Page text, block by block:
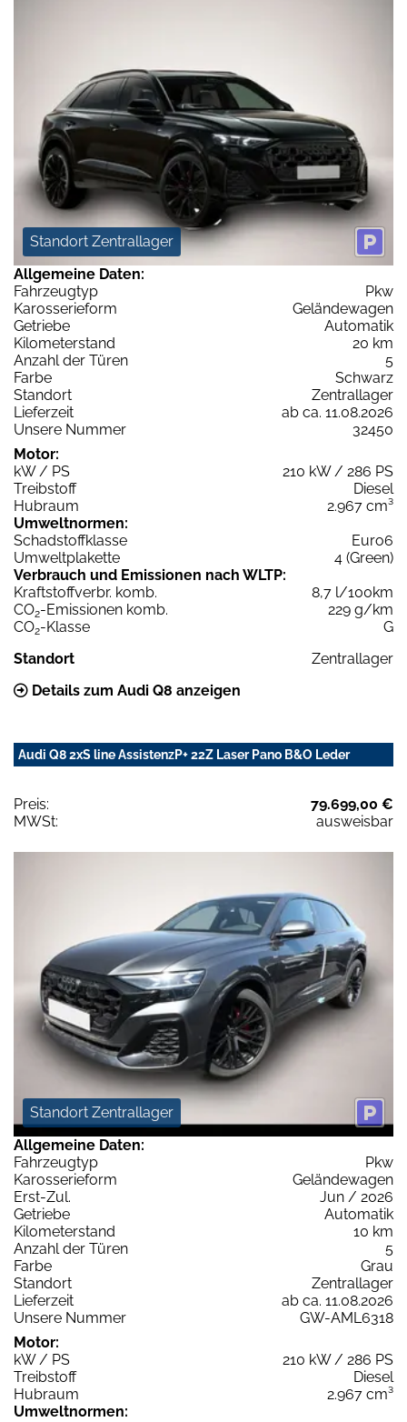
Standort Zentrallager
Allgemeine Daten:
Fahrzeugtyp
Pkw
Karosserieform
Geländewagen
Getriebe
Automatik
Kilometerstand
20 km
Anzahl der Türen
5
Farbe
Schwarz
Standort
Zentrallager
Lieferzeit
ab ca. 11.08.2026
Unsere Nummer
32450
Motor:
kW / PS
210 kW / 286 PS
Treibstoff
Diesel
Hubraum
2.967 cm³
Umweltnormen:
Schadstoffklasse
Euro6
Umweltplakette
4 (Green)
Verbrauch und Emissionen nach WLTP:
Kraftstoffverbr. komb.
8,7 l/100km
CO2-Emissionen komb.
229 g/km
CO2-Klasse
G
Standort
Zentrallager
Details zum Audi Q8 anzeigen
Audi Q8 2xS line AssistenzP+ 22Z Laser Pano B&O Leder
Preis:
79.699,00 €
MWSt:
ausweisbar
Standort Zentrallager
Allgemeine Daten:
Fahrzeugtyp
Pkw
Karosserieform
Geländewagen
Erst-Zul.
Jun / 2026
Getriebe
Automatik
Kilometerstand
10 km
Anzahl der Türen
5
Farbe
Grau
Standort
Zentrallager
Lieferzeit
ab ca. 11.08.2026
Unsere Nummer
GW-AML6318
Motor:
kW / PS
210 kW / 286 PS
Treibstoff
Diesel
Hubraum
2.967 cm³
Umweltnormen: